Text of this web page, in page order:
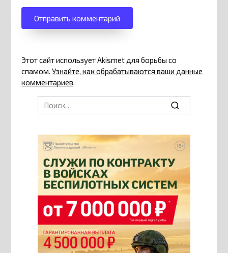
Этот сайт использует Akismet для борьбы со
спамом.Узнайте, как обрабатываются ваши данные
комментариев.
Search
for: